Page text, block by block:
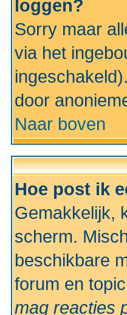
loggen?
Sorry maar
via het
door
Naar boven
Hoe post ik
Gemakkelijk,
scherm.
beschikbare
forum en
mag reacties